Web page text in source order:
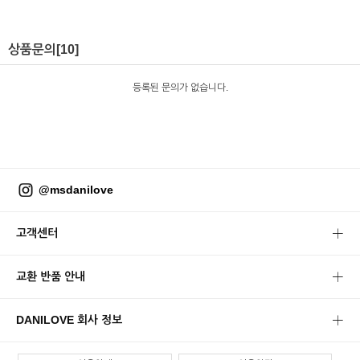
상품문의 [10]
등록된 문의가 없습니다.
@msdanilove
고객센터
교환 반품 안내
DANILOVE 회사 정보